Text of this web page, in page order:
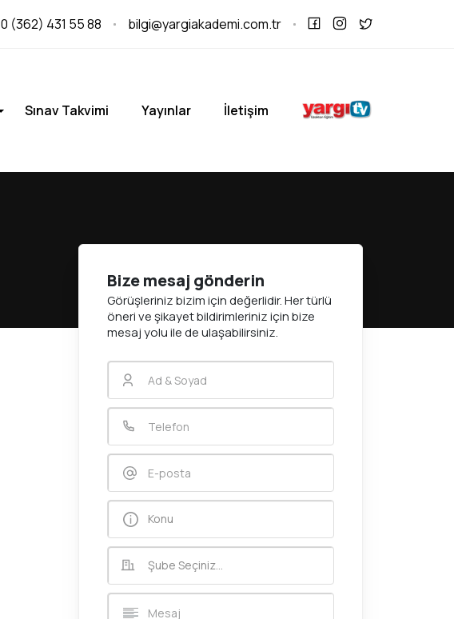
0 (362) 431 55 88 bilgi@yargiakademi.com.tr
Sınav Takvimi Yayınlar İletişim
Bize mesaj gönderin
Görüşleriniz bizim için değerlidir. Her türlü
öneri ve şikayet bildirimleriniz için bize
mesaj yolu ile de ulaşabilirsiniz.